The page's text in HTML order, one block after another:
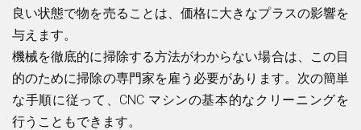
良い状態で物を売ることは、価格に大きなプラスの影響を
与えます。
機械を徹底的に掃除する方法がわからない場合は、この目
的のために掃除の専門家を雇う必要があります。次の簡単
な手順に従って、CNC マシンの基本的なクリーニングを
行うこともできます。